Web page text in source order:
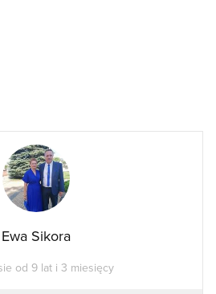
Ewa Sikora
od 9 lat i 3 miesięcy